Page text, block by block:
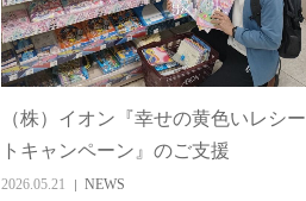
（株）イオン『幸せの黄色いレシー
トキャンペーン』のご支援
2026.05.21 NEWS